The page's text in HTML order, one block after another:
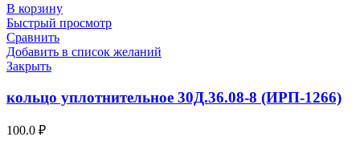
В корзину
Быстрый просмотр
Сравнить
Добавить в список желаний
Закрыть
кольцо уплотнительное 30Д.36.08-8 (ИРП-1266)
100.0 ₽